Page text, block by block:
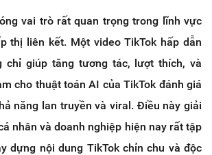
vai trò rất quan trọng trong lĩnh vực
thị liên kết. Một video TikTok hấp dẫn
chỉ giúp tăng tương tác, lượt thích, và
cho thuật toán AI của TikTok đánh giá
năng lan truyền và viral. Điều này giải
nhân và doanh nghiệp hiện nay rất tập
dựng nội dung TikTok chỉn chu và độc